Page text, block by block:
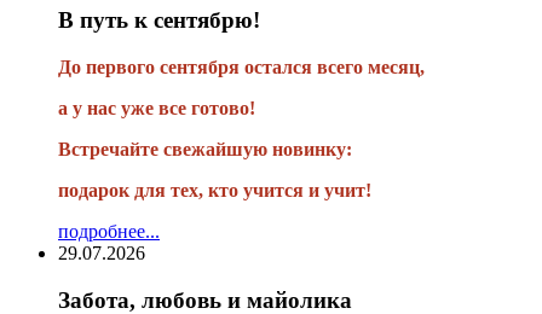
В путь к сентябрю!
До первого сентября остался всего месяц,
а у нас уже все готово!
Встречайте свежайшую новинку:
подарок для тех, кто учится и учит!
подробнее...
29.07.2026
Забота, любовь и майолика